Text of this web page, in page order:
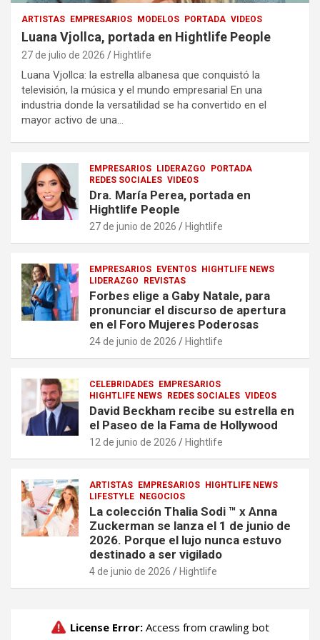
ARTISTAS EMPRESARIOS MODELOS PORTADA VIDEOS
Luana Vjollca, portada en Hightlife People
27 de julio de 2026 Hightlife
Luana Vjollca: la estrella albanesa que conquistó la
televisión, la música y el mundo empresarial En una
industria donde la versatilidad se ha convertido en el
mayor activo de una…
EMPRESARIOS LIDERAZGO
PORTADA
REDES SOCIALES VIDEOS
Dra. María Perea, portada en
Hightlife People
27 de junio de 2026 Hightlife
EMPRESARIOS EVENTOS
HIGHTLIFE NEWS
LIDERAZGO
REVISTAS
Forbes elige a Gaby Natale, para
pronunciar el discurso de apertura
en el Foro Mujeres Poderosas
24 de junio de 2026 Hightlife
CELEBRIDADES
EMPRESARIOS
HIGHTLIFE NEWS
REDES SOCIALES VIDEOS
David Beckham recibe su estrella en
el Paseo de la Fama de Hollywood
12 de junio de 2026 Hightlife
ARTISTAS EMPRESARIOS
HIGHTLIFE NEWS
LIFESTYLE
NEGOCIOS
La colección Thalia Sodi ™ x Anna
Zuckerman se lanza el 1 de junio de
2026. Porque el lujo nunca estuvo
destinado a ser vigilado
4 de junio de 2026 Hightlife